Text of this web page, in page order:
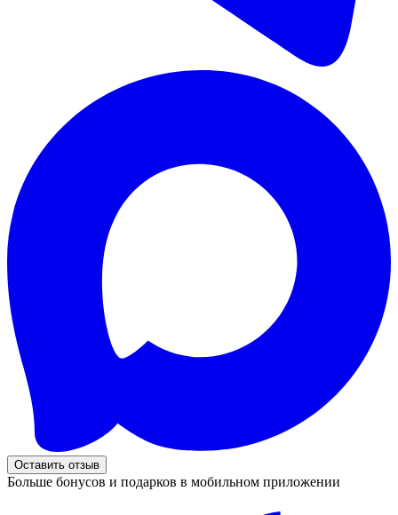
Оставить отзыв
Больше бонусов и подарков в мобильном приложении